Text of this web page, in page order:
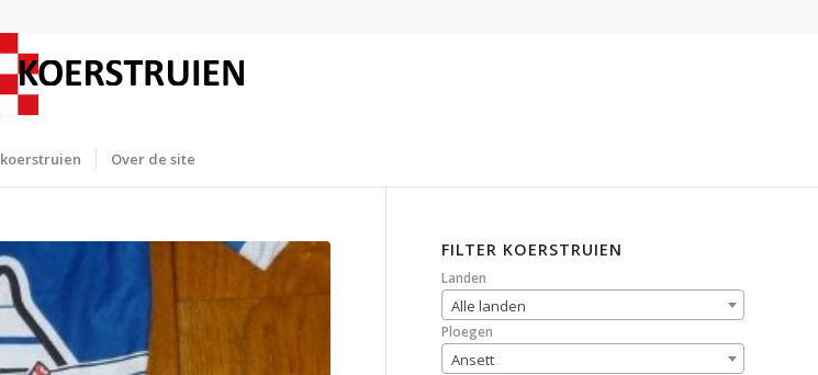
Over de site
FILTER KOERSTRUIEN
Landen
Alle landen
Ploegen
Ansett